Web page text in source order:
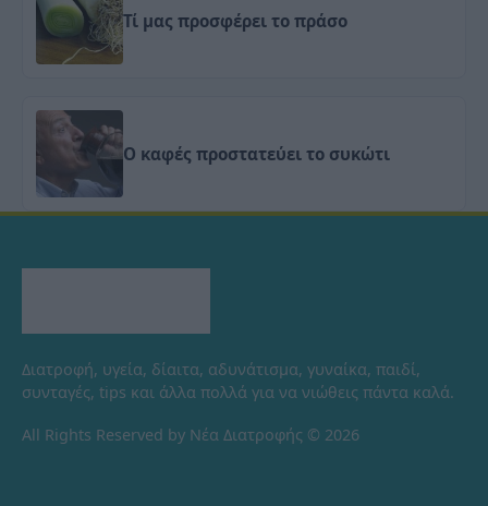
Τί μας προσφέρει το πράσο
Ο καφές προστατεύει το συκώτι
Διατροφή, υγεία, δίαιτα, αδυνάτισμα, γυναίκα, παιδί,
συνταγές, tips και άλλα πολλά για να νιώθεις πάντα καλά.
All Rights Reserved by Νέα Διατροφής © 2026